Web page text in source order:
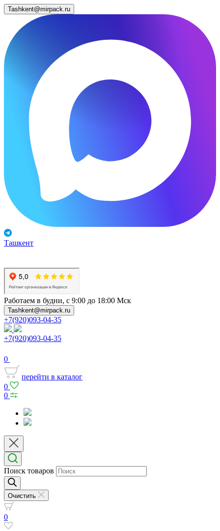
Tashkent@mirpack.ru
Ташкент
Работаем в будни, с 9:00 до 18:00 Мск
Tashkent@mirpack.ru
+7(920)093-04-35
+7(920)093-04-35
0
перейти в каталог
0
0
Поиск товаров
Очистить
0